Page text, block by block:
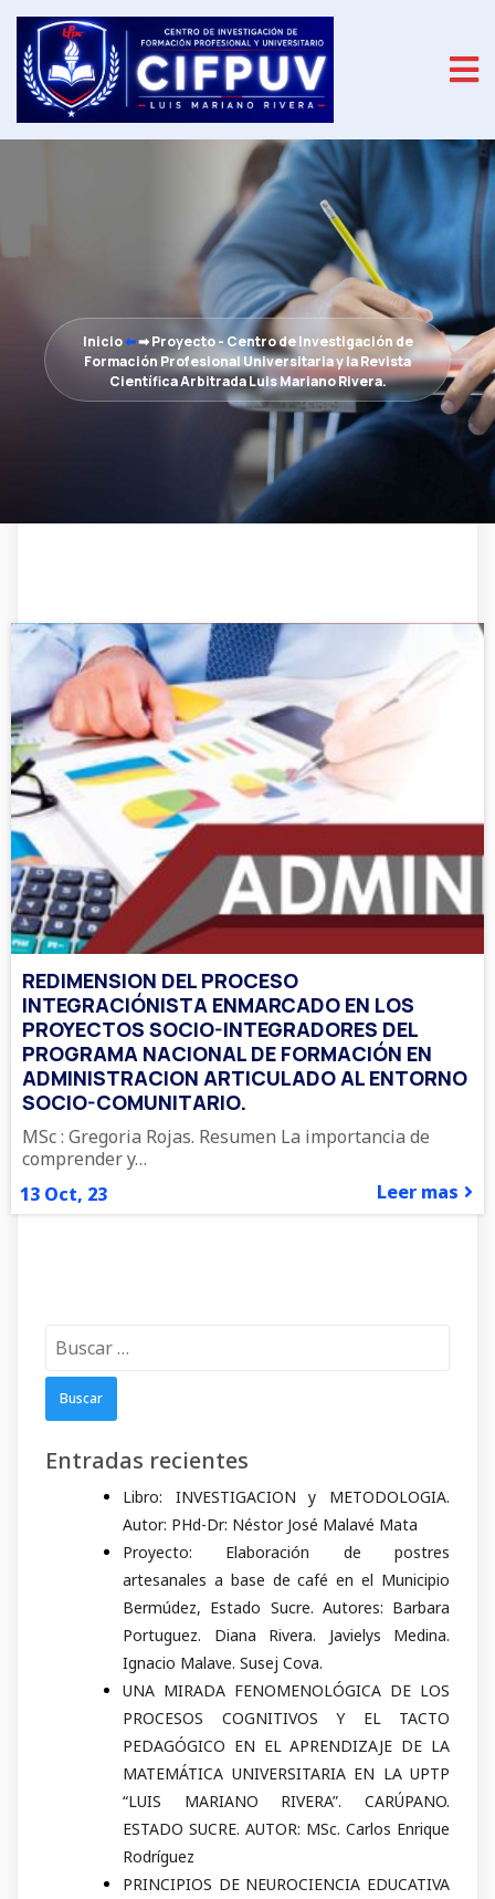
Inicio⬅➡ Proyecto - Centro de Investigación de
Formación Profesional Universitaria y la Revista
Científica Arbitrada Luis Mariano Rivera.
REDIMENSION DEL PROCESO
INTEGRACIÓNISTA ENMARCADO EN LOS
PROYECTOS SOCIO-INTEGRADORES DEL
PROGRAMA NACIONAL DE FORMACIÓN EN
ADMINISTRACION ARTICULADO AL ENTORNO
SOCIO-COMUNITARIO.
13 Oct, 23
MSc : Gregoria Rojas. Resumen La importancia de
comprender y…
Leer mas
Entradas recientes
Libro: INVESTIGACION y METODOLOGIA.
Autor: PHd-Dr: Néstor José Malavé Mata
Proyecto: Elaboración de postres
artesanales a base de café en el Municipio
Bermúdez, Estado Sucre. Autores: Barbara
Portuguez. Diana Rivera. Javielys Medina.
Ignacio Malave. Susej Cova.
UNA MIRADA FENOMENOLÓGICA DE LOS
PROCESOS COGNITIVOS Y EL TACTO
PEDAGÓGICO EN EL APRENDIZAJE DE LA
MATEMÁTICA UNIVERSITARIA EN LA UPTP
“LUIS MARIANO RIVERA”. CARÚPANO.
ESTADO SUCRE. AUTOR: MSc. Carlos Enrique
Rodríguez
PRINCIPIOS DE NEUROCIENCIA EDUCATIVA